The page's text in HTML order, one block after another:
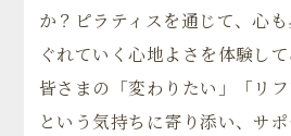
か？ピラティスを通じて、心
ぐれていく心地よさを体験して
皆さまの「変わりたい」「リフ
という気持ちに寄り添い、サ